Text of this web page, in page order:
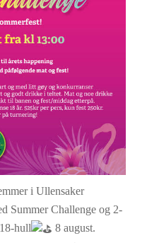
i Ullensaker
Summer Challenge og 2-
hull
8 august.